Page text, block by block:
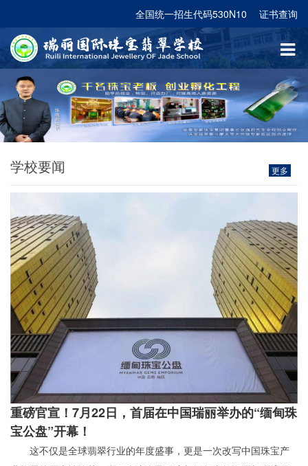
全国统一招生代码530N10 证书查询
学校要闻 更多
重磅官宣！7月22日，首届在中国瑞丽举办的“缅甸珠
宝公盘”开幕！
这不仅是全球翡翠行业的年度盛事，更是一次改写中国珠宝产